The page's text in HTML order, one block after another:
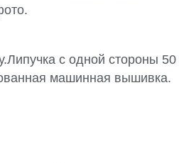
с одной стороны
машинная вышивка.